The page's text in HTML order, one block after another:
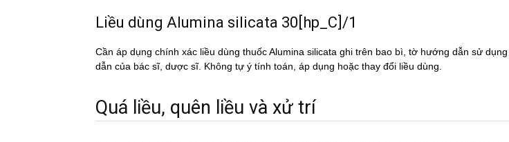
Liều dùng Alumina silicata 30[hp_C]/1
Cần áp dụng chính xác liều dùng thuốc Alumina silicata ghi trên bao bì, tờ hướng dẫn sử
dẫn của bác sĩ, dược sĩ. Không tự ý tính toán, áp dụng hoặc thay đổi liều dùng.
Quá liều, quên liều và xử trí